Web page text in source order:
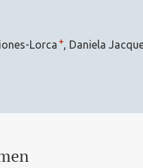
Lorca + Daniela